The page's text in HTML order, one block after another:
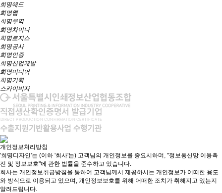
희명애드
희명웹
희명무역
희명차이나
희명로지스
희명공사
희명인증
희명산업개발
희명미디어
희명기획
스카이비자
개인정보처리방침
'희명디자인'는 (이하 '회사'는) 고객님의 개인정보를 중요시하며, "정보통신망 이용촉
진 및 정보보호"에 관한 법률을 준수하고 있습니다.
회사는 개인정보취급방침을 통하여 고객님께서 제공하시는 개인정보가 어떠한 용도
와 방식으로 이용되고 있으며, 개인정보보호를 위해 어떠한 조치가 취해지고 있는지
알려드립니다.